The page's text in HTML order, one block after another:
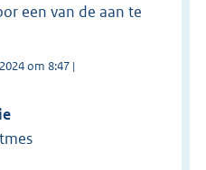
een van de aan te
om 8:47 |